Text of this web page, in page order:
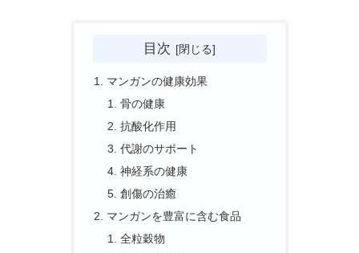
目次
マンガンの健康効果
骨の健康
抗酸化作用
代謝のサポート
神経系の健康
創傷の治癒
マンガンを豊富に含む食品
全粒穀物